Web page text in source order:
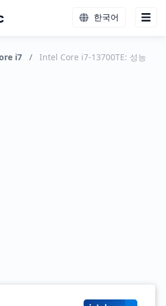
한국어
i7 /
Intel Core i7-13700TE: 성능